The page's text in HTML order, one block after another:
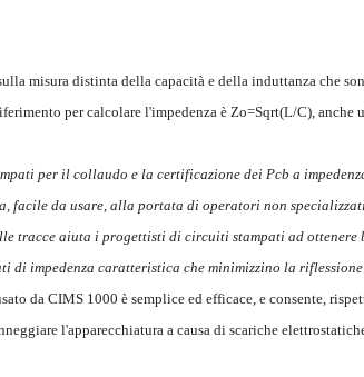
misura distinta della capacità e della induttanza che
per calcolare l'impedenza è Zo=Sqrt(L/C), anche
per il collaudo e la certificazione dei Pcb a
facile da usare, alla portata di operatori non
tracce aiuta i progettisti di circuiti stampati ad ottenere
di impedenza caratteristica che minimizzino la
da CIMS 1000 è semplice ed efficace, e consente,
l'apparecchiatura a causa di scariche